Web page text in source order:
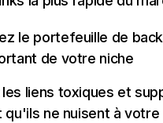
le portefeuille de
de votre niche
les liens toxiques et
qu'ils ne nuisent à